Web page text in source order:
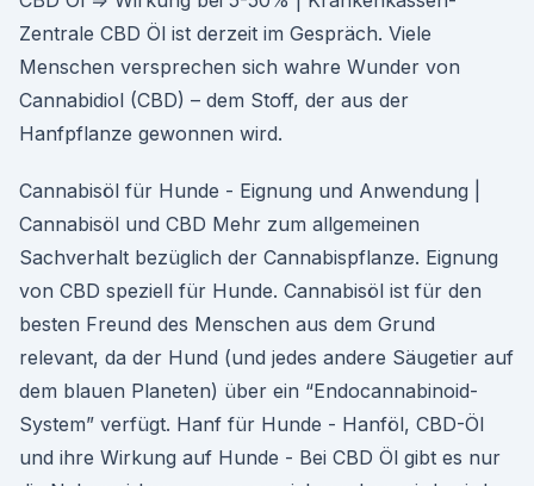
Zentrale CBD Öl ist derzeit im Gespräch. Viele
Menschen versprechen sich wahre Wunder von
Cannabidiol (CBD) – dem Stoff, der aus der
Hanfpflanze gewon­nen wird.
Cannabisöl für Hunde - Eignung und Anwendung |
Cannabisöl und CBD Mehr zum allgemeinen
Sachverhalt bezüglich der Cannabispflanze. Eignung
von CBD speziell für Hunde. Cannabisöl ist für den
besten Freund des Menschen aus dem Grund
relevant, da der Hund (und jedes andere Säugetier auf
dem blauen Planeten) über ein “Endocannabinoid-
System” verfügt. Hanf für Hunde - Hanföl, CBD-Öl
und ihre Wirkung auf Hunde - Bei CBD Öl gibt es nur